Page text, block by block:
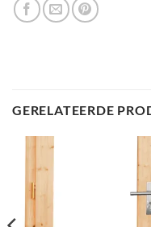
GERELATEERDE